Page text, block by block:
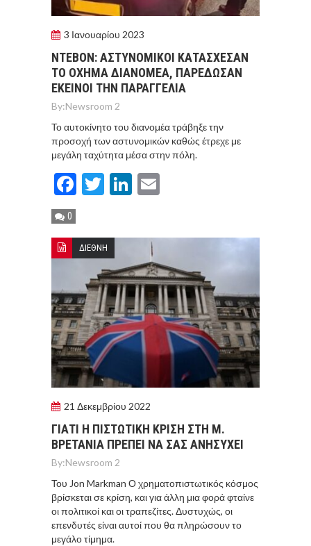
3 Ιανουαρίου 2023
ΝΤΕΒΟΝ: ΑΣΤΥΝΟΜΙΚΟΙ ΚΑΤΑΣΧΕΣΑΝ
ΤΟ ΟΧΗΜΑ ΔΙΑΝΟΜΕΑ, ΠΑΡΕΔΩΣΑΝ
ΕΚΕΙΝΟΙ ΤΗΝ ΠΑΡΑΓΓΕΛΙΑ
By:Newsroom 2
Το αυτοκίνητο του διανομέα τράβηξε την
προσοχή των αστυνομικών καθώς έτρεχε με
μεγάλη ταχύτητα μέσα στην πόλη.
Facebook
TwitterLinkedIn
0
ΔΙΕΘΝΗ
21 Δεκεμβρίου 2022
ΓΙΑΤΙ Η ΠΙΣΤΩΤΙΚΗ ΚΡΙΣΗ ΣΤΗ Μ.
ΒΡΕΤΑΝΙΑ ΠΡΕΠΕΙ ΝΑ ΣΑΣ ΑΝΗΣΥΧΕΙ
By:Newsroom 2
Του Jon Markman Ο χρηματοπιστωτικός κόσμος
βρίσκεται σε κρίση, και για άλλη μια φορά φταίνε
οι πολιτικοί και οι τραπεζίτες. Δυστυχώς, οι
επενδυτές είναι αυτοί που θα πληρώσουν το
μεγάλο τίμημα.